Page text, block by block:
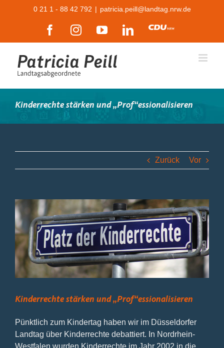
0 21 1 - 88 42 792 | patricia.peill@landtag.nrw.de
FacebookInstagramYouTubeLinkedIn
CDU
Kinderrechte stärken und „Prof“essionalisieren
Zurück Vor
Zeige
grösseres
Bild
Kinderrechte stärken und „Prof“essionalisieren
Pünktlich zum Kindertag haben wir im Düsseldorfer
Landtag über Kinderrechte debattiert. In Nordrhein-
Westfalen wurden Kinderrechte im Jahr 2002 in die